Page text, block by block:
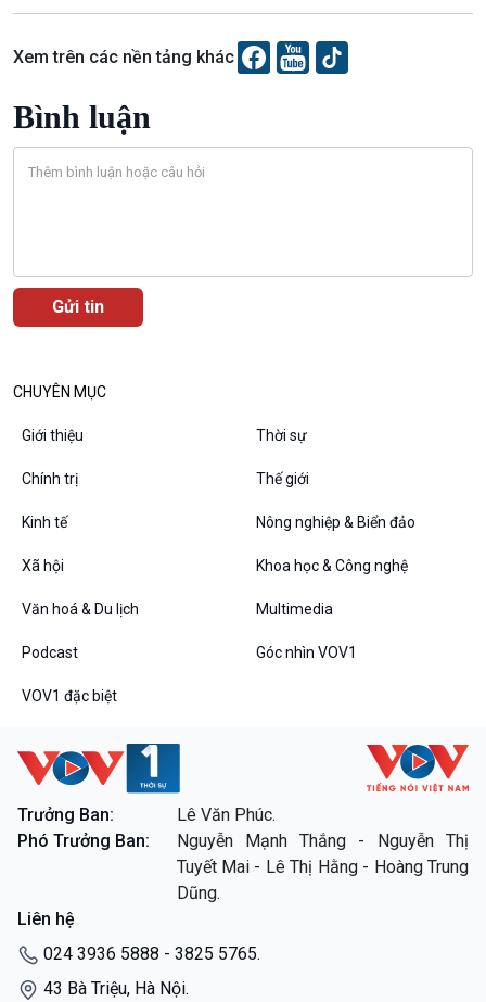
Tài nguyên và Môi trường
Xã hội chuyển động
khí hậu
Chát với người nổi tiếng
Câu chuyện Thể thao
Podcast
Góc nhìn VOV1
10 phút Sự kiện - Luận bàn
Câu chuyện thời sự
Đối thoại
VOV1 đặc biệt
Thanh âm ký sự
Chân dung cuộc sống
Các chương trình đặc biệt
Xem trên các nền tảng khác
Bình luận
CHUYÊN MỤC
Giới thiệu Thời sự
Chính trị Thế giới
Kinh tế Nông nghiệp & Biển đảo
Xã hội Khoa học & Công nghệ
Văn hoá & Du lịch Multimedia
Podcast Góc nhìn VOV1
VOV1 đặc biệt
Trưởng Ban:
Lê Văn Phúc.
Phó Trưởng Ban:
Nguyễn Mạnh Thắng - Nguyễn Thị
Tuyết Mai - Lê Thị Hằng - Hoàng Trung
Dũng.
Liên hệ
024 3936 5888 - 3825 5765.
43 Bà Triệu, Hà Nội.